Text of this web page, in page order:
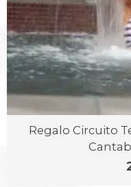
Regalo Circuito